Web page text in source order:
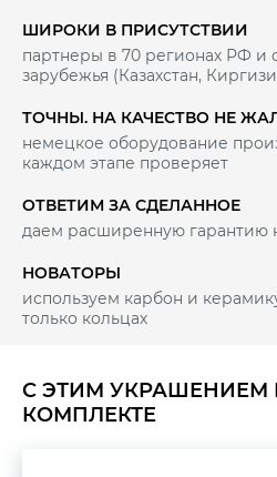
С ЭТИМ УКРАШЕНИЕМ
КОМПЛЕКТЕ
ШИРОКИ В ПРИСУТСТВИИ
партнеры в 70 регионах РФ и
зарубежья (Казахстан,
ТОЧНЫ. НА КАЧЕСТВО НЕ
немецкое оборудование
каждом этапе проверяет
ОТВЕТИМ ЗА СДЕЛАННОЕ
даем расширенную гарантию
НОВАТОРЫ
используем карбон и
только кольцах